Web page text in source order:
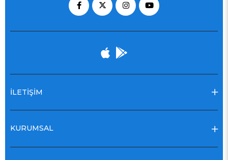
İLETİŞİM
KURUMSAL